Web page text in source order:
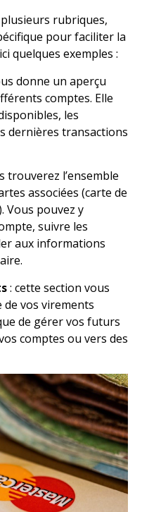
plusieurs rubriques,
pour faciliter la
quelques exemples :
donne un aperçu
comptes. Elle
les
dernières transactions
trouverez l’ensemble
associées (carte de
Vous pouvez y
suivre les
aux informations
: cette section vous
de vos virements
de gérer vos futurs
comptes ou vers des